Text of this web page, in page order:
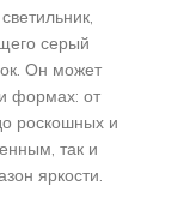
серый
Он может
формах: от
роскошных и
так и
яркости.